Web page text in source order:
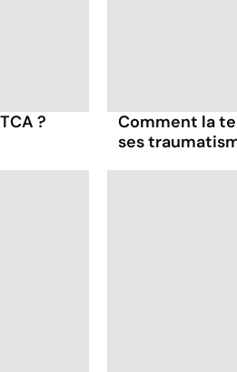
?
Comment la
ses